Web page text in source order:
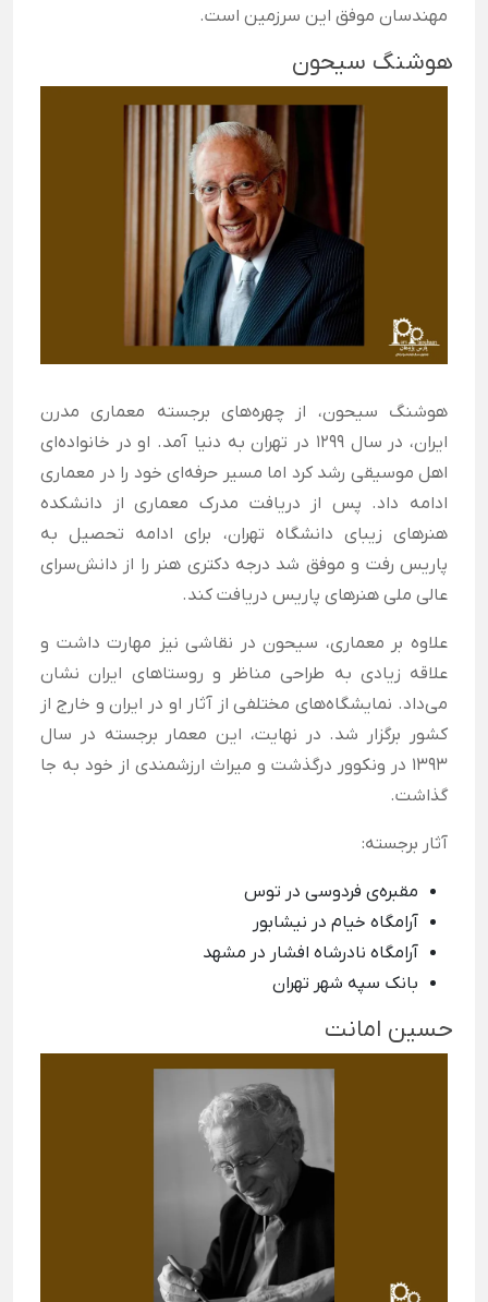
مهندسان موفق این سرزمین است.
هوشنگ سیحون
هوشنگ سیحون، از چهره‌های برجسته معماری مدرن
ایران، در سال ۱۲۹۹ در تهران به دنیا آمد. او در خانواده‌ای
اهل موسیقی رشد کرد اما مسیر حرفه‌ای خود را در معماری
ادامه داد. پس از دریافت مدرک معماری از دانشکده
هنرهای زیبای دانشگاه تهران، برای ادامه تحصیل به
پاریس رفت و موفق شد درجه دکتری هنر را از دانش‌سرای
عالی ملی هنرهای پاریس دریافت کند.
علاوه بر معماری، سیحون در نقاشی نیز مهارت داشت و
علاقه زیادی به طراحی مناظر و روستاهای ایران نشان
می‌داد. نمایشگاه‌های مختلفی از آثار او در ایران و خارج از
کشور برگزار شد. در نهایت، این معمار برجسته در سال
۱۳۹۳ در ونکوور درگذشت و میراث ارزشمندی از خود به جا
گذاشت.
آثار برجسته:
مقبره‌ی فردوسی در توس
آرامگاه خیام در نیشابور
آرامگاه نادرشاه افشار در مشهد
بانک سپه شهر تهران
حسین امانت